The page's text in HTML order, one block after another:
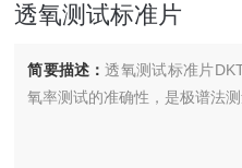
透氧测试标准片
简要描述：透氧测试标准片
氧率测试的准确性，是极谱法